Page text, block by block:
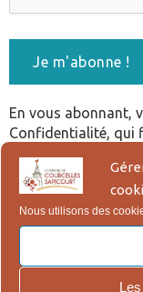
Nous utilisons des
En vous abonnant,
Confidentialité, qui
Actes d’Etat